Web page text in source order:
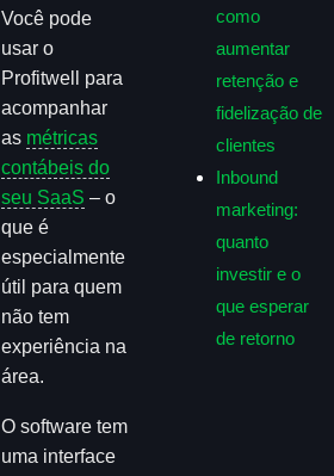
Você pode
usar o
Profitwell para
acompanhar
as métricas
contábeis do
seu SaaS – o
que é
especialmente
útil para quem
não tem
experiência na
área.
O software tem
uma interface
como
aumentar
retenção e
fidelização de
clientes
Inbound
marketing:
quanto
investir e o
que esperar
de retorno